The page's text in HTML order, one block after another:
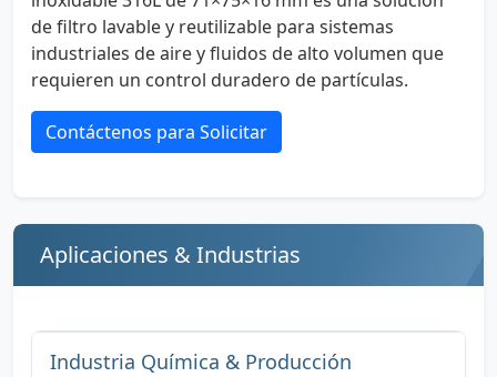
de filtro lavable y reutilizable para sistemas
industriales de aire y fluidos de alto volumen que
requieren un control duradero de partículas.
Contáctenos para Solicitar
Aplicaciones & Industrias
Industria Química & Producción